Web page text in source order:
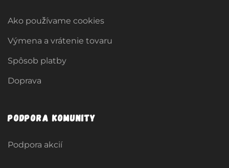
Ako používame cookies
Výmena a vrátenie tovaru
Spôsob platby
Doprava
Podpora komunity
Podpora akcií